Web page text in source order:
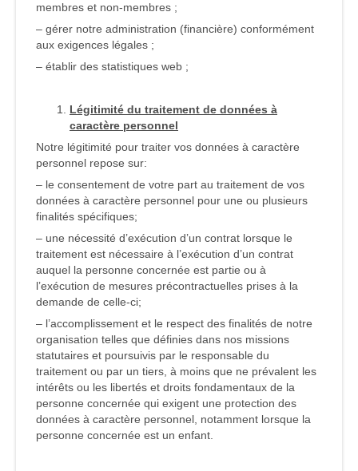
membres et non-membres ;
– gérer notre administration (financière) conformément
aux exigences légales ;
– établir des statistiques web ;
Légitimité du traitement de données à
caractère personnel
Notre légitimité pour traiter vos données à caractère
personnel repose sur:
– le consentement de votre part au traitement de vos
données à caractère personnel pour une ou plusieurs
finalités spécifiques;
– une nécessité d’exécution d’un contrat lorsque le
traitement est nécessaire à l’exécution d’un contrat
auquel la personne concernée est partie ou à
l’exécution de mesures précontractuelles prises à la
demande de celle-ci;
– l’accomplissement et le respect des finalités de notre
organisation telles que définies dans nos missions
statutaires et poursuivis par le responsable du
traitement ou par un tiers, à moins que ne prévalent les
intérêts ou les libertés et droits fondamentaux de la
personne concernée qui exigent une protection des
données à caractère personnel, notamment lorsque la
personne concernée est un enfant.